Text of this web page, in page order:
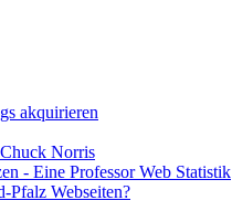
akquirieren
Norris
- Eine Professor Web Statistik
Pfalz Webseiten?